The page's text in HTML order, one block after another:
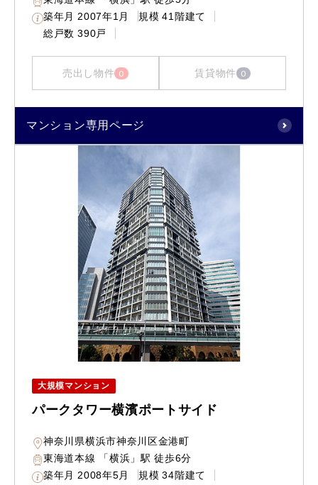
築年月 2007年1月 規模 41階建て
総戸数 390戸
売出し物件 0 賃貸物件 0
マンション専用ページ
大規模マンション
パークタワー横濱ポートサイド
神奈川県横浜市神奈川区金港町
東海道本線 「横浜」駅 徒歩6分
築年月 2008年5月 規模 34階建て